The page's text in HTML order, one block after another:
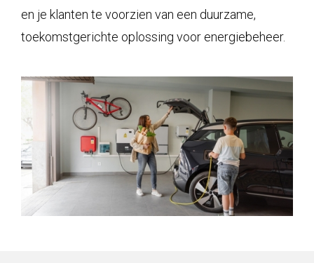
en je klanten te voorzien van een duurzame,
toekomstgerichte oplossing voor energiebeheer.